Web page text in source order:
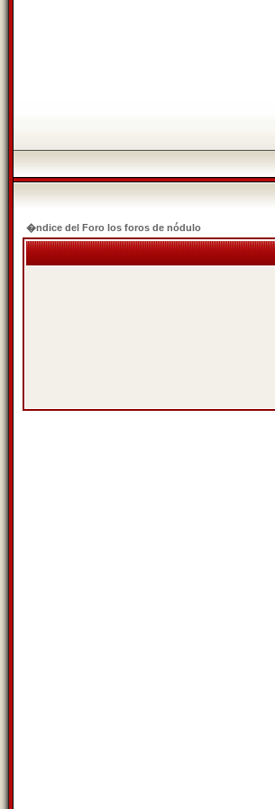
�ndice del Foro los foros de nódulo